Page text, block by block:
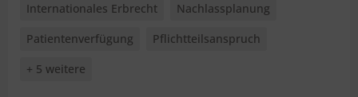
Internationales Erbrecht
Nachlassplanung
Patientenverfügung
Pflichtteilsanspruch
+ 5 weitere